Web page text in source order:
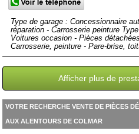
Type de garage : Concessionnaire
réparation - Carrosserie peinture
Voitures occasion - Pièces
Carrosserie, peinture - Pare-brise,
Afficher plus de
VOTRE RECHERCHE VENTE DE PIÈCES
AUX ALENTOURS DE COLMAR